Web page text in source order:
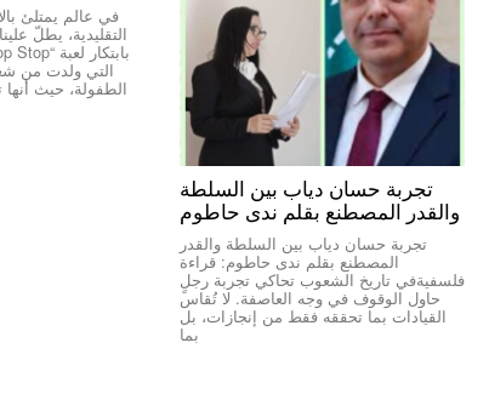
تجربة حسان دياب بين السلطة
والقدر المصطنع بقلم ندى حاطوم
تجربة حسان دياب بين السلطة والقدر
المصطنع بقلم ندى حاطوم: قراءة
فلسفيةفي تاريخ الشعوب تحاكي تجربة رجلٍ
حاول الوقوف في وجه العاصفة. لا تُقاس
القيادات بما تحققه فقط من إنجازات، بل
بما
في عالم يمتلئ
التقليدية، يطلّ
التي ولدت من
الطفولة، حيث أنها